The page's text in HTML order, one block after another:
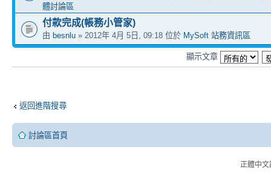
體討論區
付款完成(帳務小管家)
由 besnlu » 2012年 4月 5日, 09:18 位於 MySoft 站務資訊區
顯示文章
返回進階搜尋
討論區首頁
正體中